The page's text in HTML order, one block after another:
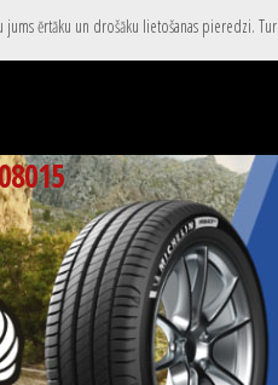
jums ērtāku un drošāku lietošanas pieredzi.